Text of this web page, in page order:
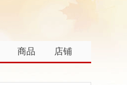
商品 店铺